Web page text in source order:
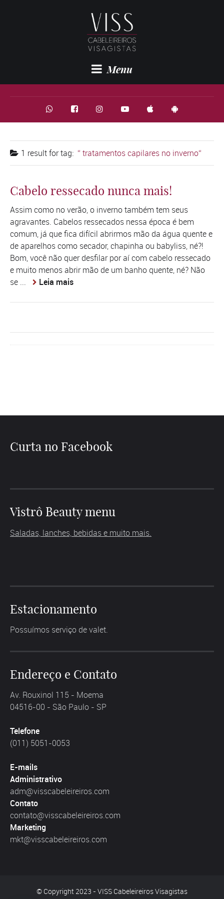
Menu
1 result fortag: tratamentos capilares no inverno
Cabelo ressecado nunca mais!
Assim como no verão, o inverno também tem seus
agravantes. Cabelos ressecados nessa época é bem
comum, já que fica difícil abrirmos mão da água quente e
de aparelhos como secador, chapinha ou babyliss, né?!
Bom, você não quer desfilar por aí com cabelo ressecado
e muito menos abrir mão de um banho quente, né? Não
se ...
Leia mais
Curta no Facebook
Vistrô Beauty menu
Saladas, lanches, bebidas e muito mais.
Estacionamento
Possuímos serviço de valet.
Endereço e Contato
Av. Rouxinol 115 - Moema
04516-00 - São Paulo - SP
Telefone
(011) 5051-0053
E-mails
Administrativo
adm@visscabeleireiros.com
Contato
contato@visscabeleireiros.com
Marketing
mkt@visscabeleireiros.com
© Copyright 2023 - VISS Cabeleireiros Visagistas